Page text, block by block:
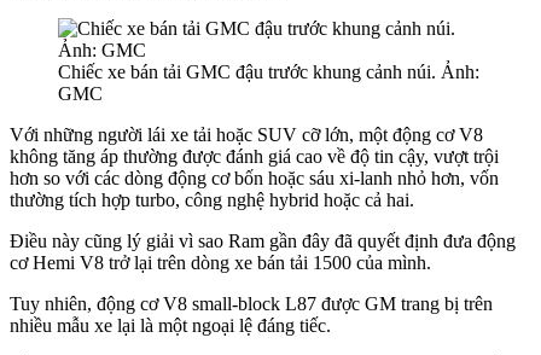
Chiếc xe bán tải GMC đậu trước khung cảnh núi. Ảnh:
GMC
Với những người lái xe tải hoặc SUV cỡ lớn, một động cơ V8
không tăng áp thường được đánh giá cao về độ tin cậy, vượt trội
hơn so với các dòng động cơ bốn hoặc sáu xi-lanh nhỏ hơn, vốn
thường tích hợp turbo, công nghệ hybrid hoặc cả hai.
Điều này cũng lý giải vì sao Ram gần đây đã quyết định đưa động
cơ Hemi V8 trở lại trên dòng xe bán tải 1500 của mình.
Tuy nhiên, động cơ V8 small-block L87 được GM trang bị trên
nhiều mẫu xe lại là một ngoại lệ đáng tiếc.